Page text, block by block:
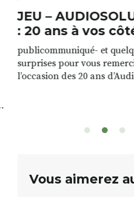
JEU –
: 20 ans à vos
publicommuniqué- et
surprises pour vous
l’occasion des 20 ans
sont à gagner, sélectionnés
12h à […]
Vous aimerez